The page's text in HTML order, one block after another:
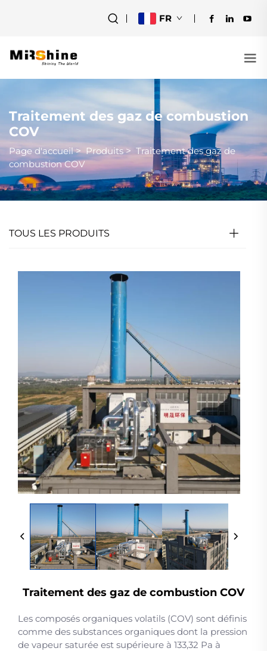
FR
Traitement des gaz de combustion
COV
Page d'accueil>Produits> Traitement des gaz de
combustion COV
TOUS LES PRODUITS
Traitement des gaz de combustion COV
Les composés organiques volatils (COV) sont définis
comme des substances organiques dont la pression
de vapeur saturée est supérieure à 133,32 Pa à